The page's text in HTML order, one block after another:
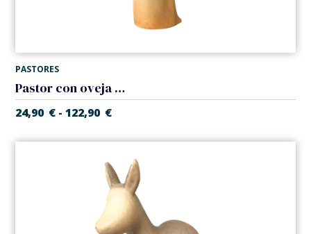
PASTORES
Pastor con oveja (Belen Estrella)
24,90 € - 122,90 €